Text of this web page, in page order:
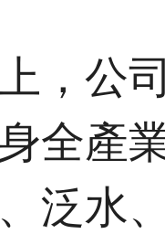
，公
全產
泛水